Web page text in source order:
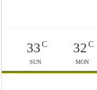
33C
SUN
32C
MON